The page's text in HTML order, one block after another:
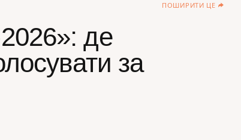
ПОШИРИТИ ЦЕ
де
за